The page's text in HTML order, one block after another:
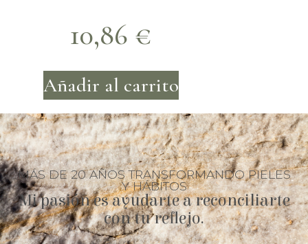
10,86 €
Añadir al carrito
MÁS DE 20 AÑOS TRANSFORMANDO PIELES
Y HÁBITOS
Mi pasión es ayudarte a reconciliarte
con tu reflejo.